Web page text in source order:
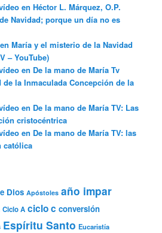
en Héctor L. Márquez, O.P.
Navidad; porque un día no es
María y el misterio de la Navidad
– YouTube)
en De la mano de María Tv
de la Inmaculada Concepción de la
en De la mano de María TV: Las
cristocéntrica
en De la mano de María TV: las
católica
Dios Apóstoles año impar
Ciclo A ciclo c conversión
Espíritu Santo Eucaristía